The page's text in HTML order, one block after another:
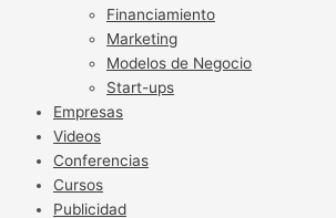
Financiamiento
Marketing
Modelos de Negocio
Start-ups
Empresas
Videos
Conferencias
Cursos
Publicidad